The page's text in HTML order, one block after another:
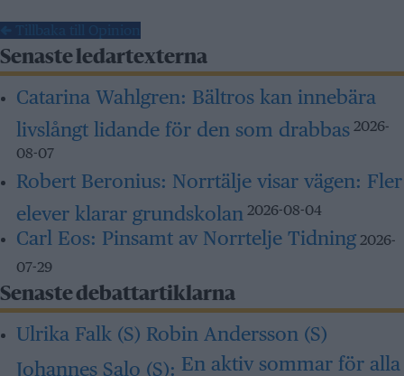
Senaste ledartexterna
Catarina Wahlgren: Bältros kan innebära
livslångt lidande för den som drabbas 2026-
08-07
Robert Beronius: Norrtälje visar vägen: Fler
elever klarar grundskolan 2026-08-04
Carl Eos: Pinsamt av Norrtelje Tidning 2026-
07-29
Senaste debattartiklarna
Ulrika Falk (S) Robin Andersson (S)
Johannes Salo (S): En aktiv sommar för alla